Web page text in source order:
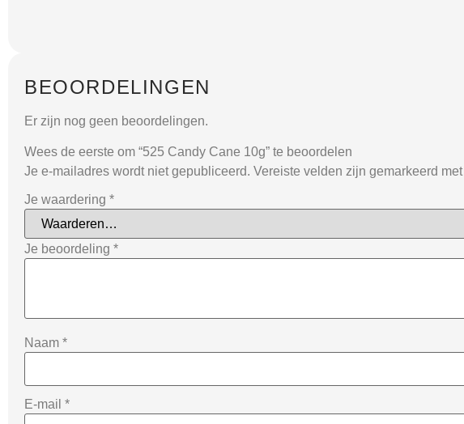
BEOORDELINGEN
Er zijn nog geen beoordelingen.
Wees de eerste om “525 Candy Cane 10g” te beoordelen
Je e-mailadres wordt niet gepubliceerd. Vereiste velden zijn gemarkeerd met
Je waardering *
Je beoordeling *
Naam *
E-mail *